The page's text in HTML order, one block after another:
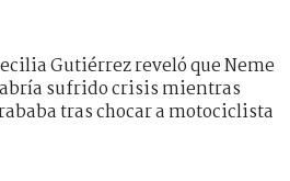
Gutiérrez reveló que Neme
sufrido crisis mientras
tras chocar a motociclista